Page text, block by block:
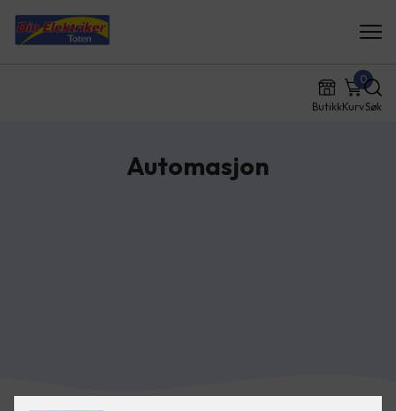
ButikkKurv
0
Søk
Automasjon